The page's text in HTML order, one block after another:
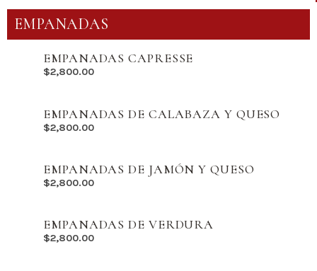
EMPANADAS
EMPANADAS CAPRESSE
$2,800.00
EMPANADAS DE CALABAZA Y QUESO
$2,800.00
EMPANADAS DE JAMÓN Y QUESO
$2,800.00
EMPANADAS DE VERDURA
$2,800.00